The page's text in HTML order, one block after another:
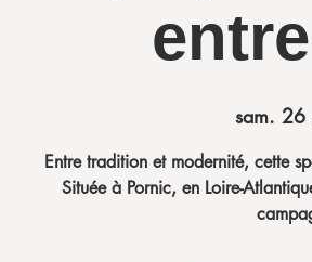
sam. 26
Entre tradition et modernité, cette
Située à Pornic, en Loire-